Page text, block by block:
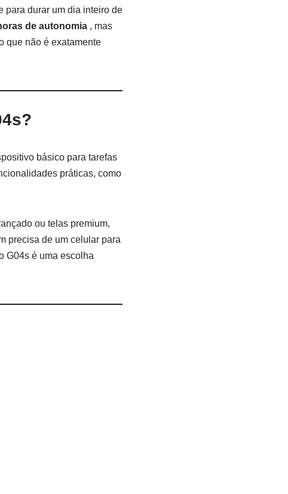
para durar um dia inteiro de
de autonomia , mas
que não é exatamente
básico para tarefas
práticas, como
ou telas premium,
precisa de um celular para
G04s é uma escolha